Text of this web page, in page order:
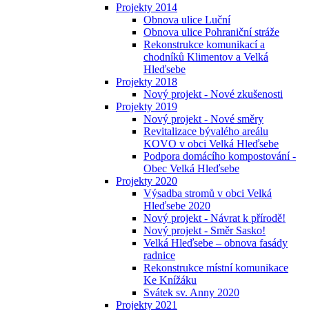
Projekty 2014
Obnova ulice Luční
Obnova ulice Pohraniční stráže
Rekonstrukce komunikací a
chodníků Klimentov a Velká
Hleďsebe
Projekty 2018
Nový projekt - Nové zkušenosti
Projekty 2019
Nový projekt - Nové směry
Revitalizace bývalého areálu
KOVO v obci Velká Hleďsebe
Podpora domácího kompostování -
Obec Velká Hleďsebe
Projekty 2020
Výsadba stromů v obci Velká
Hleďsebe 2020
Nový projekt - Návrat k přírodě!
Nový projekt - Směr Sasko!
Velká Hleďsebe – obnova fasády
radnice
Rekonstrukce místní komunikace
Ke Knížáku
Svátek sv. Anny 2020
Projekty 2021